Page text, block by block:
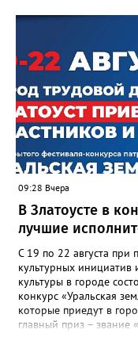
отметили и недочёты.
несвоевременно
“перемерзания” общей
многоквартирного
ресурсоснабжающей
— сообщила начальник
Настенко. В следующий
Госжилинспекции,
оперативно делиться
заинтересованными –
потребителей.
09:28 Вчера
В Златоусте в
лучшие
С 19 по 22 августа при
культурных инициатив
культуры в городе
конкурс «Уральская
которые приедут в
главный приз – звание